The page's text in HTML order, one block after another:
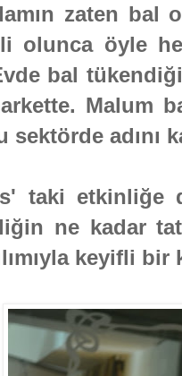
zaten bal
olunca öyle
bal
Malum
adını
taki etkinliğe
ne kadar
keyifli